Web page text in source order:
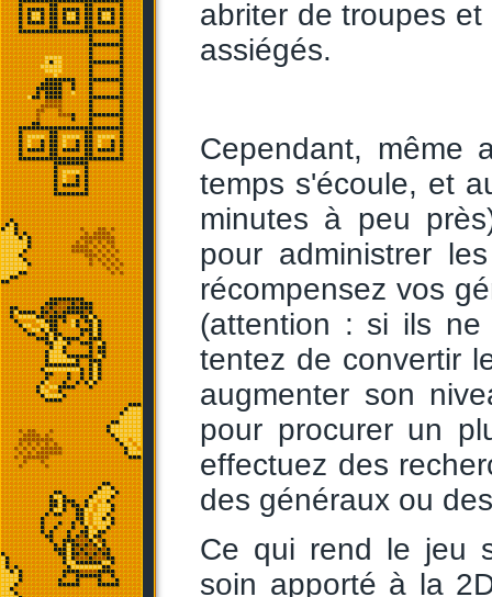
abriter de troupes
assiégés.
Cependant, même
temps s'écoule, et
minutes à peu
pour administrer
récompensez vos
(attention : si ils ne
tentez de convertir
augmenter son
pour procurer un
effectuez des
des généraux ou
Ce qui rend le jeu
soin apporté à la